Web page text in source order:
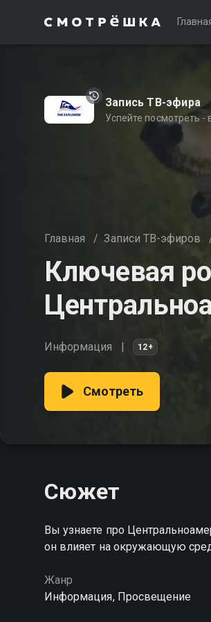
Запись ТВ-эфира
Успейте посмотреть
Главная / Записи ТВ-эфиров
Ключевая
Информация 12+
Смотреть
Сюжет
Вы узнаете про
он влияет на окружающую
Жанр
Информация, Просвещение